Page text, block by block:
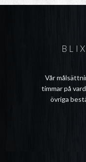
Vår
timmar på
övriga